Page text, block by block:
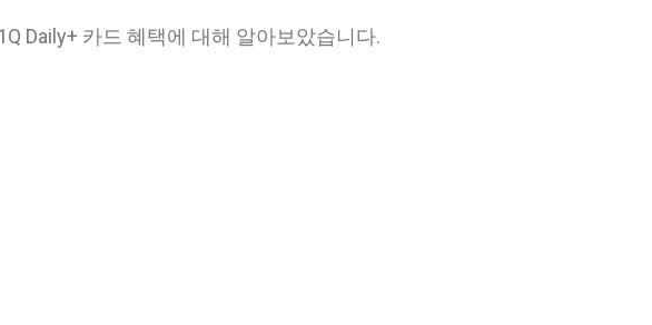
Daily+ 카드 혜택에 대해 알아보았습니다.